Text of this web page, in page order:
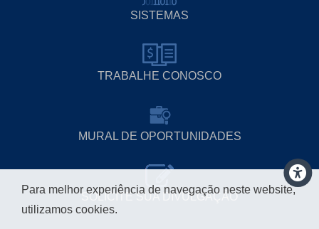
SISTEMAS
TRABALHE CONOSCO
MURAL DE OPORTUNIDADES
SOLICITE SUA DIVULGAÇÃO
Para melhor experiência de navegação neste website,
utilizamos cookies.